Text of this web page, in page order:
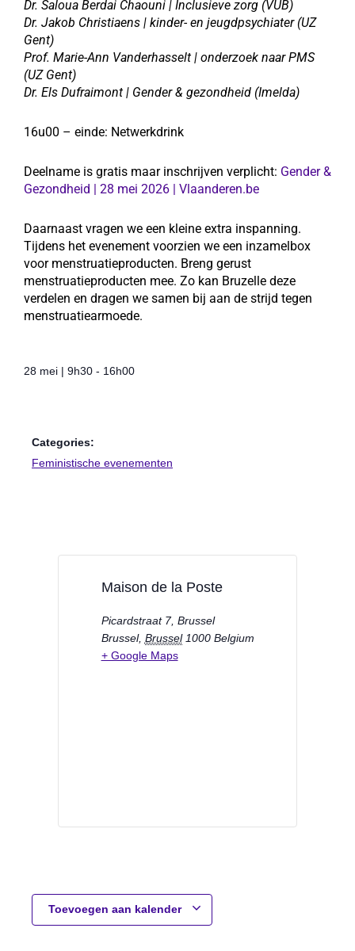
Dr. Saloua Berdai Chaouni | Inclusieve zorg (VUB)
Dr. Jakob Christiaens | kinder- en jeugdpsychiater (UZ
Gent)
Prof. Marie-Ann Vanderhasselt | onderzoek naar PMS
(UZ Gent)
Dr. Els Dufraimont | Gender & gezondheid (Imelda)
16u00 – einde: Netwerkdrink
Deelname is gratis maar inschrijven verplicht: Gender &
Gezondheid | 28 mei 2026 | Vlaanderen.be
Daarnaast vragen we een kleine extra inspanning.
Tijdens het evenement voorzien we een inzamelbox
voor menstruatieproducten. Breng gerust
menstruatieproducten mee. Zo kan Bruzelle deze
verdelen en dragen we samen bij aan de strijd tegen
menstruatiearmoede.
28 mei | 9h30 - 16h00
Categories:
Feministische evenementen
Maison de la Poste
Picardstraat 7, Brussel
Brussel, Brussel 1000 Belgium
+ Google Maps
Toevoegen aan kalender